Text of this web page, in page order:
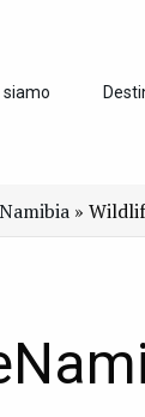
siamo
»